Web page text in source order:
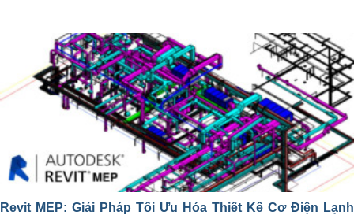
Revit MEP: Giải Pháp Tối Ưu Hóa Thiết Kế Cơ Điện Lạnh